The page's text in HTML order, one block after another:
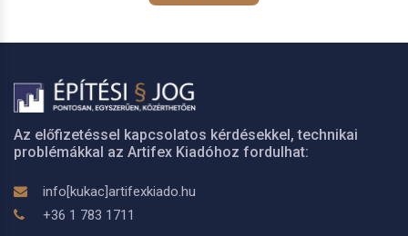
Az előfizetéssel kapcsolatos kérdésekkel, technikai
problémákkal az Artifex Kiadóhoz fordulhat:
info[kukac]artifexkiado.hu
+36 1 783 1711